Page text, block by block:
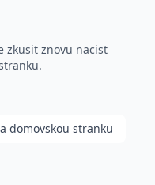
zkusit znovu nacist
domovskou stranku